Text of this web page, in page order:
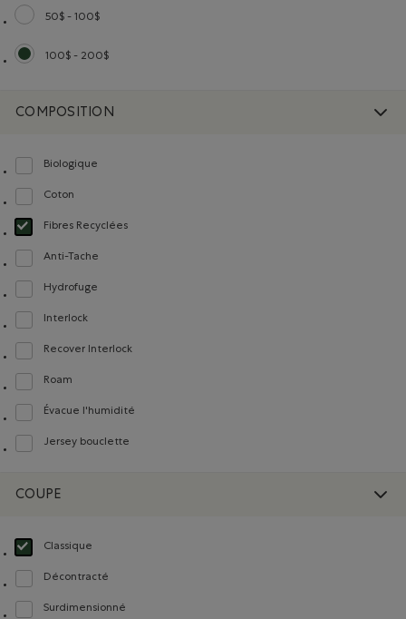
50$ - 100$
Classer selon Gamme de prix : 50$ - 100$
100$ - 200$
Choisir Classé selon Gamme de prix : 100$ - 200$
COMPOSITION
Biologique
Classer selon Composition : FibresDeCotonBiologique(OrganicCottonFibres)
Coton
Classer selon Composition : Coton(Cotton)
Fibres Recyclées
Choisir Classé selon Composition : FibresRecyclées(RecycledFibres)
Anti-Tache
Classer selon Composition : Anti-Tache(StainResistant)
Hydrofuge
Classer selon Composition : Hydrofuge(WaterRepellent/Resistent)
Interlock
Classer selon Composition : Interlock(Interlock)
Recover Interlock
Classer selon Composition : Recover Interlock(Recover Interlock)
Roam
Classer selon Composition : Roam(Roam)
Évacue l'humidité
Classer selon Composition : Évacuel'humidité(MoistureWicking)
Jersey bouclette
Classer selon Composition : Jerseybouclette(FrenchTerry)
COUPE
Classique
Choisir Classé selon Coupe : Classique(Classic)
Décontracté
Classer selon Coupe : Décontracté(Relaxed)
Surdimensionné
Classer selon Coupe : Surdimensionné(Oversized)